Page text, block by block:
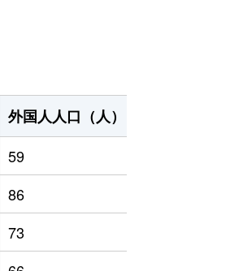
外国人人口（人）
59
86
73